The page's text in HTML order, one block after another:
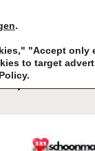
Business
.
"Accept
to target